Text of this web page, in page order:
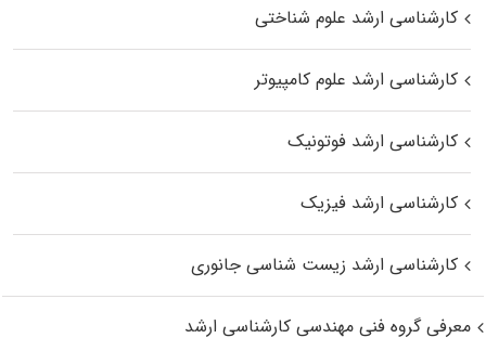
کارشناسی ارشد علوم شناختی
کارشناسی ارشد علوم کامپیوتر
کارشناسی ارشد فوتونیک
کارشناسی ارشد فیزیک
کارشناسی ارشد زیست‌ شناسی جانوری
معرفی گروه فنی مهندسی کارشناسی ارشد